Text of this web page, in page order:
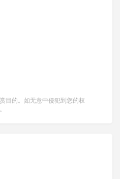
目的。如无意中侵犯到您的权